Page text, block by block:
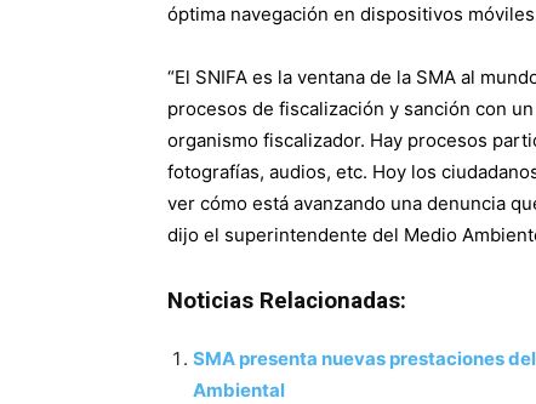
óptima navegación en dispositivos
“El SNIFA es la ventana de la SMA al
procesos de fiscalización y sanción con
organismo fiscalizador. Hay procesos
fotografías, audios, etc. Hoy los
ver cómo está avanzando una denuncia
dijo el superintendente del Medio
Noticias Relacionadas:
SMA presenta nuevas prestaciones
Ambiental